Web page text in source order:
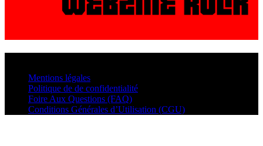
Mentions légales
Politique de de confidentialité
Foire Aux Questions (FAQ)
Conditions Générales d’Utilisation (CGU)